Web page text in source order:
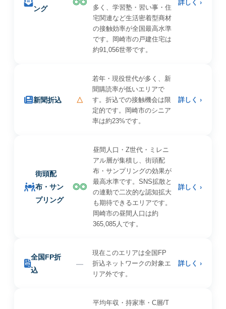
ング
◎◎
多く、学習塾・習い事・住
宅関連など生活密着型商材
の接触効率が全国最高水準
です。岡崎市の戸建住宅は
約91,056世帯です。
詳しく ›
新聞折込 △
若年・現役世代が多く、新
聞購読率が低いエリアで
す。折込での接触機会は限
定的です。岡崎市のシニア
率は約23%です。
詳しく ›
街頭配
布・サン
プリング
◎◎
昼間人口・Z世代・ミレニ
アル層が集積し、街頭配
布・サンプリングの効果が
最高水準です。SNS拡散と
の連動で二次的な認知拡大
も期待できるエリアです。
岡崎市の昼間人口は約
365,085人です。
詳しく ›
全国FP折
込
—
現在このエリアは全国FP
折込ネットワークの対象エ
リア外です。
詳しく ›
平均年収・持家率・C層/T